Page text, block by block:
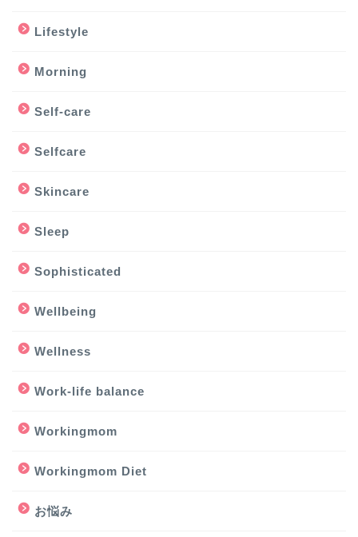
Lifestyle
Morning
Self-care
Selfcare
Skincare
Sleep
Sophisticated
Wellbeing
Wellness
Work-life balance
Workingmom
Workingmom Diet
お悩み